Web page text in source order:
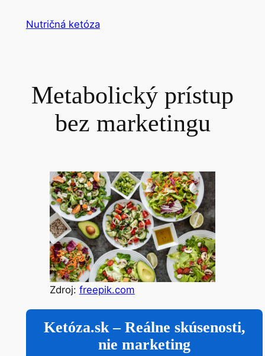
Nutričná ketóza
Metabolický prístup
bez marketingu
Zdroj: freepik.com
Ketóza.sk – Reálne skúsenosti,
nie marketing